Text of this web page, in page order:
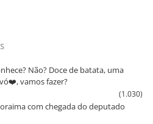
Não? Doce de batata, uma
vamos fazer?
(1.030)
com chegada do deputado